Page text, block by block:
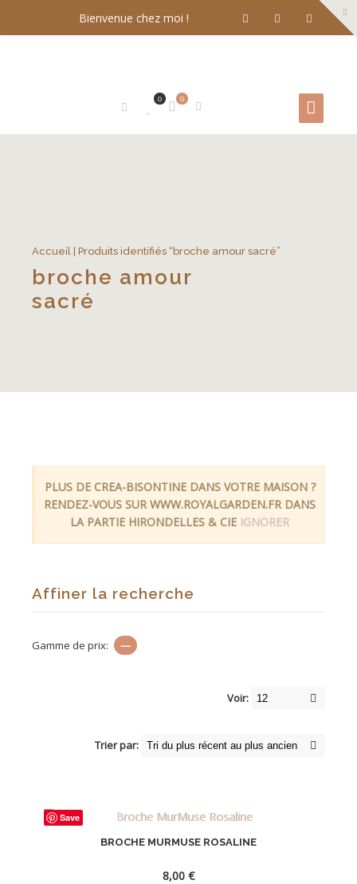
Bienvenue chez moi !
0
0
Accueil | Produits identifiés “broche amour sacré”
broche amour
sacré
PLUS DE CREA-BISONTINE DANS VOTRE MAISON ?
RENDEZ-VOUS SUR WWW.ROYALGARDEN.FR DANS
LA PARTIE HIRONDELLES & CIE IGNORER
Affiner la recherche
Gamme de prix: —
Voir:
Trier par:
Save
BROCHE MURMUSE ROSALINE
8,00 €